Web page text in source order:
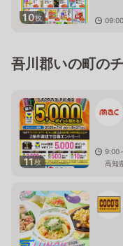
10枚
吾川郡いの町の
11枚
9:00
高知